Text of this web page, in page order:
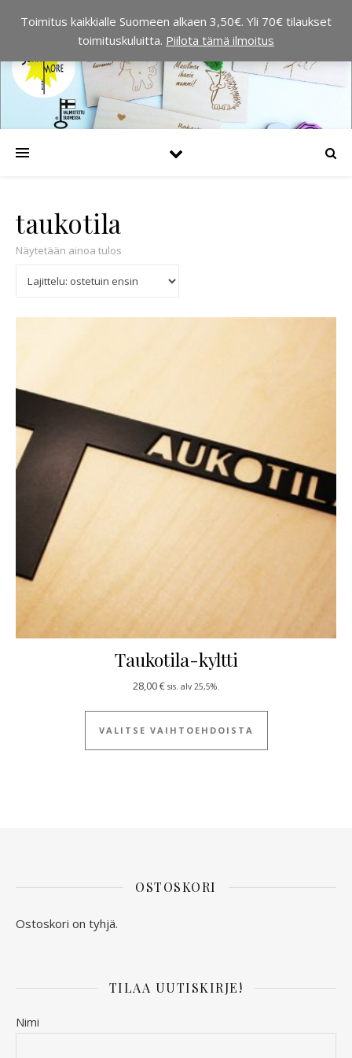
taukotila
Näytetään ainoa tulos
Taukotila-kyltti
28,00€ sis. alv 25,5%.
VALITSE VAIHTOEHDOISTA
Tällä tuotteella
OSTOSKORI
Ostoskori on tyhjä.
TILAA UUTISKIRJE!
Nimi
Toimitus kaikkialle Suomeen alkaen 3,50€. Yli 70€ tilaukset
toimituskuluitta. Piilota tämä ilmoitus